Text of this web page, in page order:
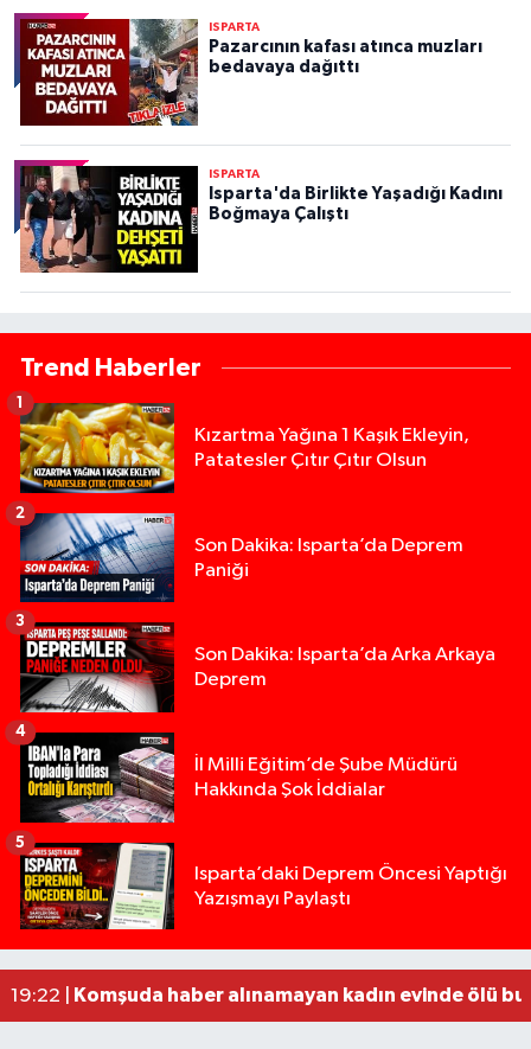
ISPARTA
Pazarcının kafası atınca muzları
bedavaya dağıttı
ISPARTA
Isparta'da Birlikte Yaşadığı Kadını
Boğmaya Çalıştı
Trend Haberler
Kızartma Yağına 1 Kaşık Ekleyin,
Patatesler Çıtır Çıtır Olsun
1
Son Dakika: Isparta’da Deprem
Paniği
2
Son Dakika: Isparta’da Arka Arkaya
Deprem
3
İl Milli Eğitim’de Şube Müdürü
Hakkında Şok İddialar
4
Isparta’daki Deprem Öncesi Yaptığı
Yazışmayı Paylaştı
5
13:00 |Yığılca'da kardeşler arasındaki silahlı kavgada
12:48 |Tur teknesi çalışanlarının birbirine girdiği kavga
02:26 |MOTOSİKLETLE ÇARPIŞAN OTOMOBİL GÜL
19:22 |
Komşuda haber alınamayan kadın evinde ölü